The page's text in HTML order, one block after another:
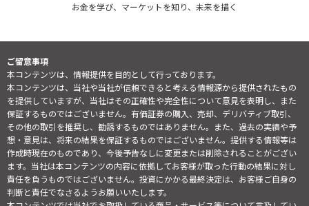
お金を学び、マーケットを知り、未来を描く
ご留意事項
本コンテンツは、情報提供を目的として行っております。
本コンテンツは、当社や当社が信頼できると考える情報源から提供されたもの
を提供していますが、当社はその正確性や完全性について意見を表明し、また
保証するものではございません。有価証券の購入、売却、デリバティブ取引、
その他の取引を推奨し、勧誘するものではありません。また、過去の実績や予
想・意見は、将来の結果を保証するものではございません。提供する情報等は
作成時現在のものであり、今後予告なしに変更または削除されることがござい
ます。当社は本コンテンツの内容に依拠してお客様が取った行動の結果に対し
責任を負うものではございません。投資にかかる最終決定は、お客様ご自身の
判断と責任でなさるようお願いいたします。